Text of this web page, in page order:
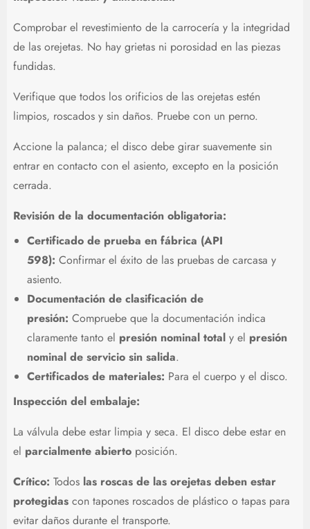
Comprobar el revestimiento de la carrocería y la integridad
de las orejetas. No hay grietas ni porosidad en las piezas
fundidas.
Verifique que todos los orificios de las orejetas estén
limpios, roscados y sin daños. Pruebe con un perno.
Accione la palanca; el disco debe girar suavemente sin
entrar en contacto con el asiento, excepto en la posición
cerrada.
Revisión de la documentación obligatoria:
Certificado de prueba en fábrica (API
598): Confirmar el éxito de las pruebas de carcasa y
asiento.
Documentación de clasificación de
presión: Compruebe que la documentación indica
claramente tanto el presión nominal totaly el presión
nominal de servicio sin salida.
Certificados de materiales: Para el cuerpo y el disco.
Inspección del embalaje:
La válvula debe estar limpia y seca. El disco debe estar en
el parcialmente abiertoposición.
Crítico: Todos las roscas de las orejetas deben estar
protegidascon tapones roscados de plástico o tapas para
evitar daños durante el transporte.